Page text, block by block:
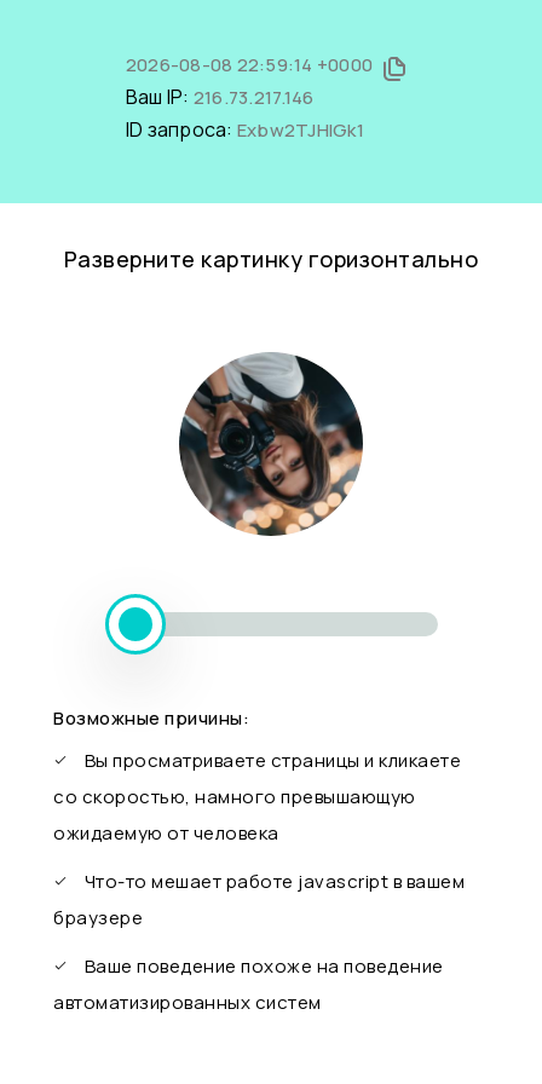
2026-08-08 22:59:14 +0000
Ваш IP: 216.73.217.146
ID запроса: Exbw2TJHlGk1
Разверните картинку горизонтально
Возможные причины:
Вы просматриваете страницы и кликаете
со скоростью, намного превышающую
ожидаемую от человека
Что-то мешает работе javascript в вашем
браузере
Ваше поведение похоже на поведение
автоматизированных систем